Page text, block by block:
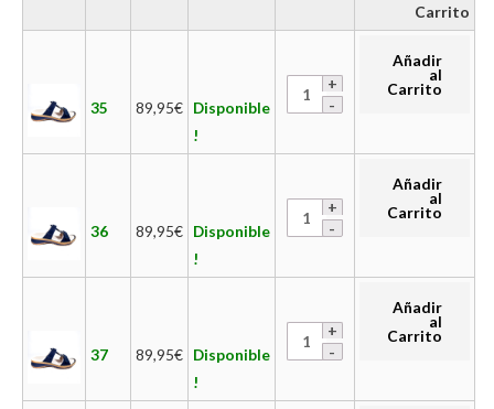
Carrito
35 89,95€ Disponible
!
Añadir
al
Carrito
36 89,95€ Disponible
!
Añadir
al
Carrito
37 89,95€ Disponible
!
Añadir
al
Carrito